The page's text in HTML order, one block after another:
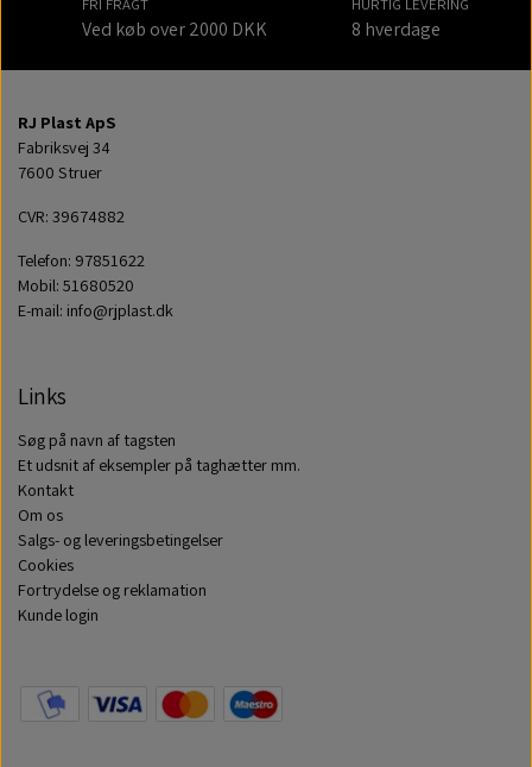
Ved køb over 2000 DKK 8 hverdage
RJ Plast ApS
Fabriksvej 34
7600 Struer
CVR: 39674882
Telefon: 97851622
Mobil: 51680520
E-mail: info@rjplast.dk
Links
Søg på navn af tagsten
Et udsnit af eksempler på taghætter mm.
Kontakt
Om os
Salgs- og leveringsbetingelser
Cookies
Fortrydelse og reklamation
Kunde login